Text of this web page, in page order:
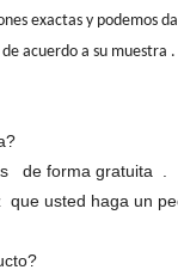
exactas y podemos
acuerdo a su muestra
de forma
usted haga un